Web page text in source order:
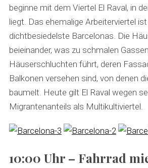
beginne mit dem Viertel El Raval, in
liegt. Das ehemalige Arbeiterviertel
dichtbesiedelste Barcelonas. Die
beieinander, was zu schmalen
Häuserschluchten führt, deren
Balkonen versehen sind, von denen
baumelt. Heute gilt El Raval wegen
Migrantenanteils als Multikultiviertel.
10:00 Uhr – Fahrrad